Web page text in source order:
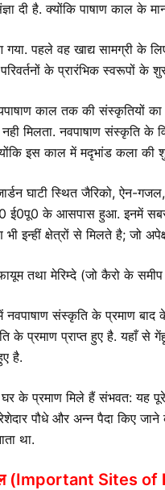
दी है. क्योंकि पाषाण काल
पहले वह खाद्य सामग्री के
के प्रारंभिक स्वरूपों
काल तक की संस्कृतियों
मिलता. नवपाषाण संस्कृति के
इस काल में मदृभांड कला
घाटी स्थित जैरिको, ऐन-
ई0पू0 के आसपास हुआ. इनमें
इन्हीं क्षेत्रों से मिलते है; जो
तथा मेरिम्दे (जो कैरो के समीप
नवपाषाण संस्कृति के प्रमाण
के प्रमाण प्राप्त हुए है. यहाँ
है.
के प्रमाण मिले हैं संभवत: यह पूरे
पौधे और अन्न पैदा किए
था.
(Important Sites of